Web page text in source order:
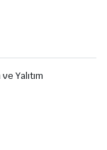
Yalıtım